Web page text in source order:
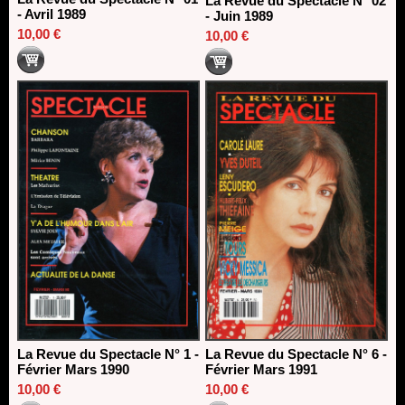
- Avril 1989
10,00 €
- Juin 1989
10,00 €
La Revue du Spectacle N° 1 -
Février Mars 1990
10,00 €
La Revue du Spectacle N° 6 -
Février Mars 1991
10,00 €